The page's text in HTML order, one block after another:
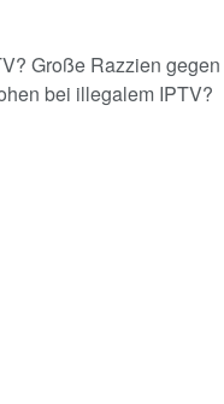
Große Razzien gegen
bei illegalem IPTV?